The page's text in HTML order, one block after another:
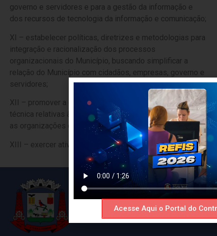
governo e servidores e para a gestão da informação e
dos recursos de tecnologia da informação e comunicação;
XI – estabelecer políticas, diretrizes e metodologias para
integração e racionalização dos processos
organizacionais do Município, buscando simplificar a
relação do Município com cidadãos, empresas, governo e
servidores;
XII – promover a orientação normativa e a supervisão
técnica relativas às parcerias entre o Poder Executivo e
as organizações da sociedade civil; e
XIII – exercer atividades correlatas.
Acesse Aqui o Portal do